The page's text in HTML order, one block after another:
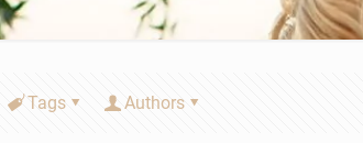
Tags Authors